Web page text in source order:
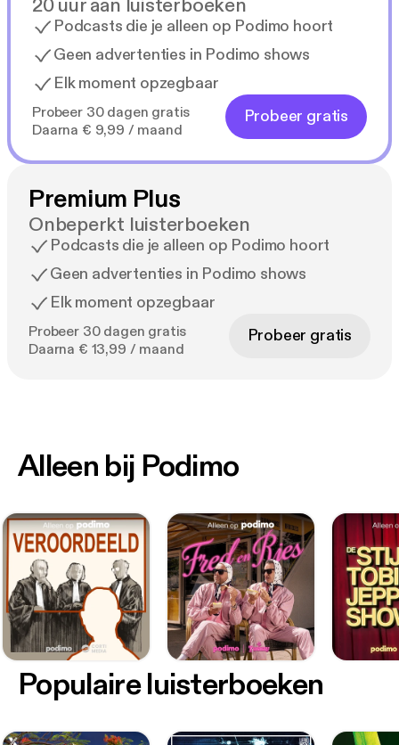
20 uur aan luisterboeken
Podcasts die je alleen op Podimo hoort
Geen advertenties in Podimo shows
Elk moment opzegbaar
Probeer 30 dagen gratis
Daarna € 9,99 / maand
Probeer gratis
Premium Plus
Onbeperkt luisterboeken
Podcasts die je alleen op Podimo hoort
Geen advertenties in Podimo shows
Elk moment opzegbaar
Probeer 30 dagen gratis
Daarna € 13,99 / maand
Probeer gratis
Alleen bij Podimo
Populaire luisterboeken